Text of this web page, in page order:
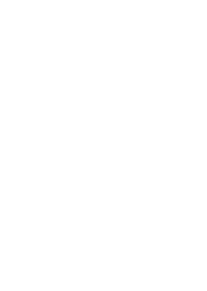
base
couleur,
les
le